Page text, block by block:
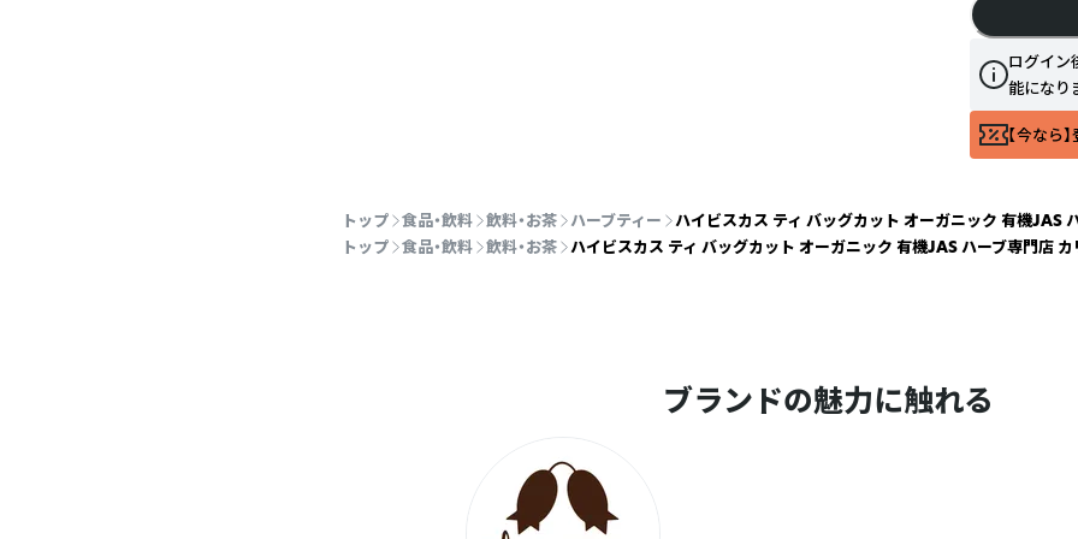
ログイン
能になり
【今なら
トップ 食品・飲料 飲料・お茶 ハーブティー
ハイビスカス ティ バッグカット オーガニック 有機JAS
トップ
食品・飲料 飲料・お茶 ハイビスカス ティ バッグカット オーガニック 有機JAS ハーブ専門店
ブランドの魅力に触れる